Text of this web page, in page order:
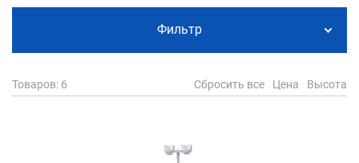
Фильтр
Товаров: 6 Сбросить все Цена Высота